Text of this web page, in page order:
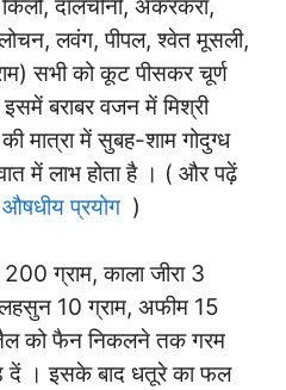
किलो, दालचीनी, अकरकरा,
लवंग, पीपल, श्वेत मूसली,
सभी को कूट पीसकर चूर्ण
बराबर वजन में मिश्री
मात्रा में सुबह-शाम गोदुग्ध
में लाभ होता है । ( और पढ़ें
प्रयोग )
ग्राम, काला जीरा 3
10 ग्राम, अफीम 15
को फैन निकलने तक गरम
दें । इसके बाद धतूरे का फल